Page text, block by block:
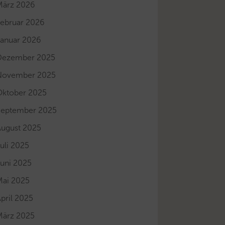
2026
2026
2026
2025
2025
2025
2025
2025
2025
2025
2025
2025
2025